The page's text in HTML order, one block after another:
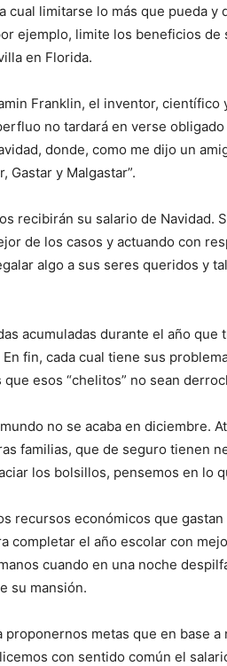
cual limitarse lo más que pueda y
ejemplo, limite los beneficios de
en Florida.
Franklin, el inventor, científico
no tardará en verse
donde, como me dijo un
Gastar y Malgastar”.
recibirán su salario de Navidad.
de los casos y actuando con
algo a sus seres queridos y
acumuladas durante el año que
fin, cada cual tiene sus
esos “chelitos” no sean
no se acaba en diciembre.
familias, que de seguro tienen
los bolsillos, pensemos en lo
recursos económicos que
completar el año escolar con
cuando en una noche
su mansión.
proponernos metas que en base
con sentido común el